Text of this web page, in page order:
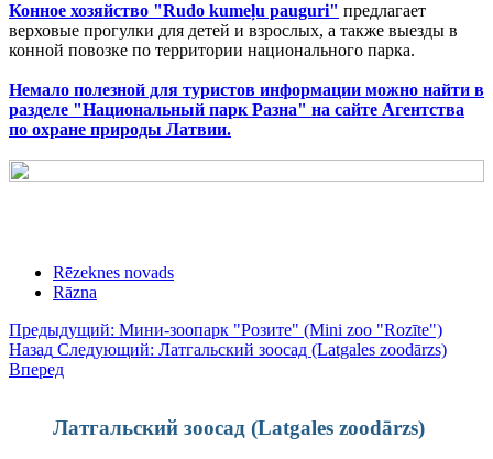
Конное хозяйство "Rudo kumeļu pauguri" предлагает
верховые прогулки для детей и взрослых, а также выезды в
конной повозке по территории национального парка.
Немало полезной для туристов информации можно найти в
разделе "Национальный парк Разна" на сайте Агентства
по охране природы Латвии.
Rēzeknes novads
Rāzna
Предыдущий: Мини-зоопарк "Розите" (Mini zoo "Rozīte")
Назад Следующий: Латгальский зоосад (Latgales zoodārzs)
Вперед
Латгальский зоосад (Latgales zoodārzs)